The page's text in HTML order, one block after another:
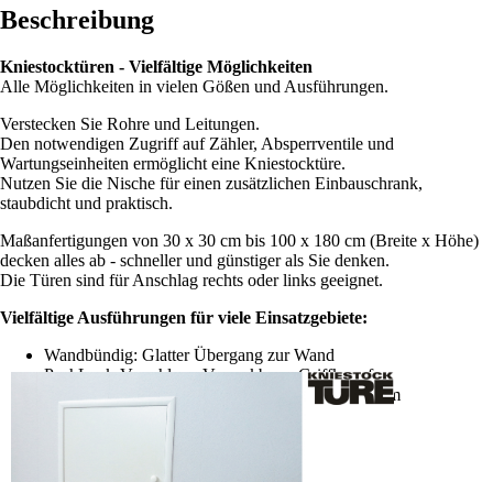
Beschreibung
Kniestocktüren - Vielfältige Möglichkeiten
Alle Möglichkeiten in vielen Gößen und Ausführungen.
Verstecken Sie Rohre und Leitungen.
Den notwendigen Zugriff auf Zähler, Absperrventile und
Wartungseinheiten ermöglicht eine Kniestocktüre.
Nutzen Sie die Nische für einen zusätzlichen Einbauschrank,
staubdicht und praktisch.
Maßanfertigungen von 30 x 30 cm bis 100 x 180 cm (Breite x Höhe)
decken alles ab - schneller und günstiger als Sie denken.
Die Türen sind für Anschlag rechts oder links geeignet.
Vielfältige Ausführungen für viele Einsatzgebiete:
Wandbündig: Glatter Übergang zur Wand
PushLock-Verschluss: Versenkbarer Griffknopf
Korpus: Einbauschrank mit staubdichtem Stauraum
2-flügelig: Geteilte Türe
3-seitig: Ohne Bodenschwelle unten offen
5-eckig: Abgeschrägte Variante